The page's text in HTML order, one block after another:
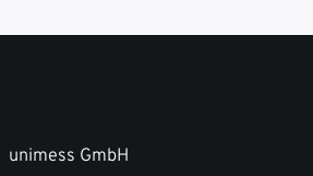
unimess GmbH